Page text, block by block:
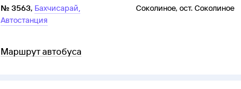
№ 3563, Бахчисарай,
Автостанция
Соколиное, ост. Соколиное
Маршрут автобуса